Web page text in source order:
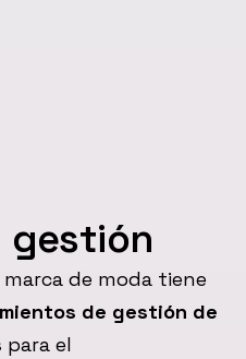
gestión
de moda tiene
de gestión de
para el